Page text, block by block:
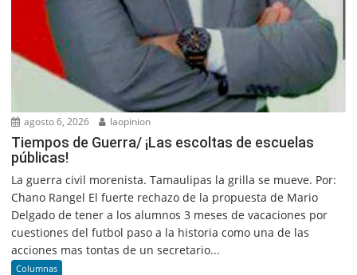
agosto 6, 2026 laopinion
Tiempos de Guerra/ ¡Las escoltas de escuelas
públicas!
La guerra civil morenista. Tamaulipas la grilla se mueve. Por:
Chano Rangel El fuerte rechazo de la propuesta de Mario
Delgado de tener a los alumnos 3 meses de vacaciones por
cuestiones del futbol paso a la historia como una de las
acciones mas tontas de un secretario...
Columnas